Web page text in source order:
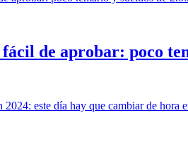
de aprobar: poco